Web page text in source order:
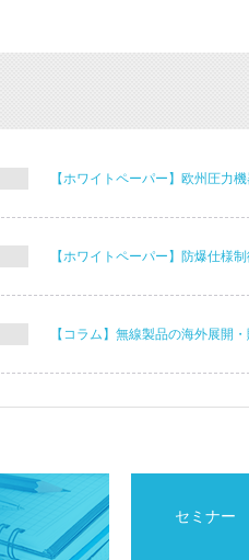
【ホワイトペーパー】欧州圧力
【ホワイトペーパー】防爆仕様
【コラム】無線製品の海外展開
セミナー